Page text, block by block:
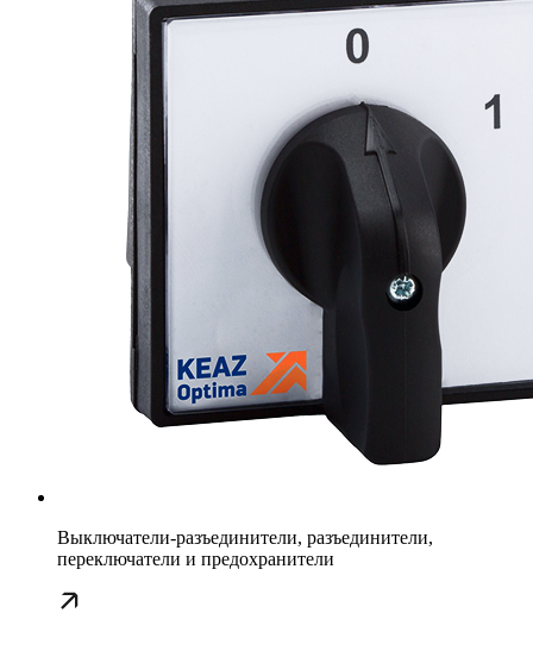
Выключатели-разъединители, разъединители,
переключатели и предохранители